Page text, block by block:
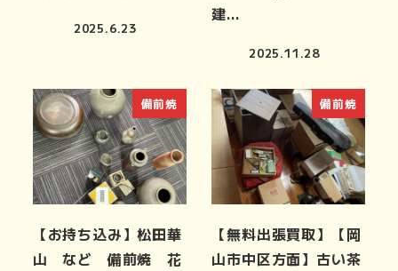
2025.6.23
建…
2025.11.28
備前焼
【お持ち込み】松田華
山 など 備前焼 花
備前焼
【無料出張買取】【岡
山市中区方面】古い茶